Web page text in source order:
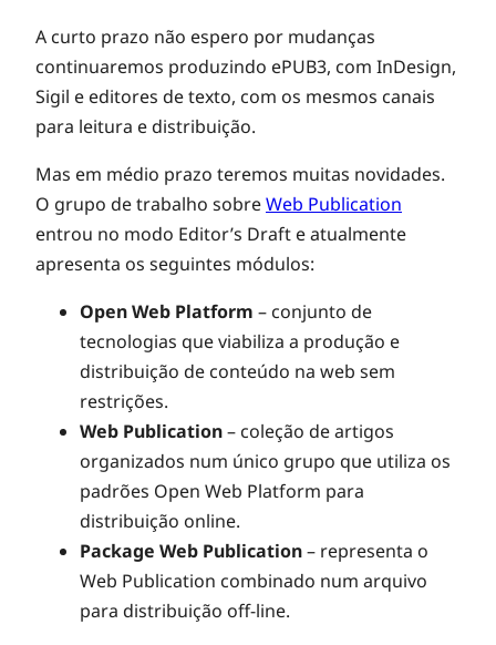
A curto prazo não espero por mudanças
continuaremos produzindo ePUB3, com InDesign,
Sigil e editores de texto, com os mesmos canais
para leitura e distribuição.
Mas em médio prazo teremos muitas novidades.
O grupo de trabalho sobreWeb Publication
entrou no modo Editor’s Draft e atualmente
apresenta os seguintes módulos:
Open Web Platform – conjunto de
tecnologias que viabiliza a produção e
distribuição de conteúdo na web sem
restrições.
Web Publication– coleção de artigos
organizados num único grupo que utiliza os
padrões Open Web Platform para
distribuição online.
Package Web Publication– representa o
Web Publication combinado num arquivo
para distribuição off-line.